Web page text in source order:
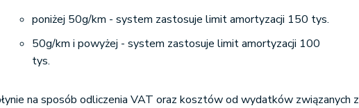
poniżej 50g/km - system zastosuje limit amortyzacji 150 tys.
50g/km i powyżej - system zastosuje limit amortyzacji 100
tys.
na sposób odliczenia VAT oraz kosztów od wydatków związanych z